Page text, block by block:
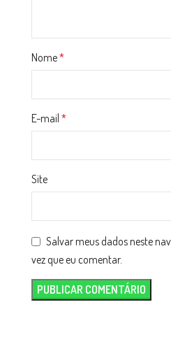
Nome*
E-mail *
Site
Salvar meus dados neste
vez que eu comentar.